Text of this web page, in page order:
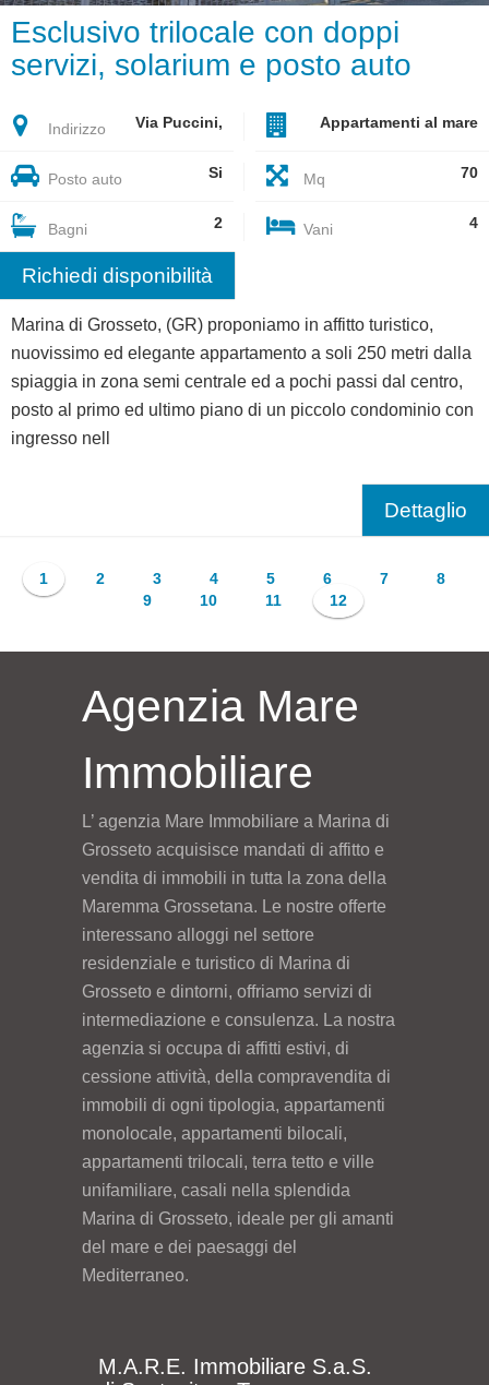
Esclusivo trilocale con doppi
servizi, solarium e posto auto
Indirizzo Via Puccini, Appartamenti al mare
Posto auto Si Mq 70
Bagni 2 Vani 4
Richiedi disponibilità
Marina di Grosseto, (GR) proponiamo in affitto turistico,
nuovissimo ed elegante appartamento a soli 250 metri dalla
spiaggia in zona semi centrale ed a pochi passi dal centro,
posto al primo ed ultimo piano di un piccolo condominio con
ingresso nell
Dettaglio
1 2 3 4 5 6 7
8
9
10 11 12
Agenzia Mare
Immobiliare
L’ agenzia Mare Immobiliare a Marina di
Grosseto acquisisce mandati di affitto e
vendita di immobili in tutta la zona della
Maremma Grossetana. Le nostre offerte
interessano alloggi nel settore
residenziale e turistico di Marina di
Grosseto e dintorni, offriamo servizi di
intermediazione e consulenza. La nostra
agenzia si occupa di affitti estivi, di
cessione attività, della compravendita di
immobili di ogni tipologia, appartamenti
monolocale, appartamenti bilocali,
appartamenti trilocali, terra tetto e ville
unifamiliare, casali nella splendida
Marina di Grosseto, ideale per gli amanti
del mare e dei paesaggi del
Mediterraneo.
M.A.R.E. Immobiliare S.a.S.